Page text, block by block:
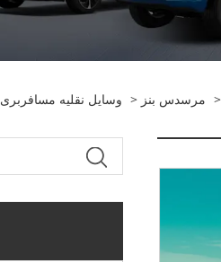
وسایل نقلیه مسافربری > مرسدس بنز